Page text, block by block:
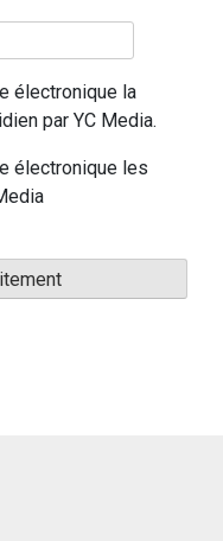
électronique la
par YC Media.
électronique les